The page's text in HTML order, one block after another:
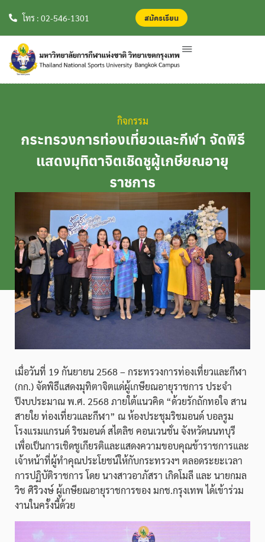
โทร : 02-546-1301 สมัครเรียน
กิจกรรม
กระทรวงการท่องเที่ยวและกีฬา จัดพิธี
แสดงมุทิตาจิตเชิดชูผู้เกษียณอายุ
ราชการ
เมื่อวันที่ 19 กันยายน 2568 – กระทรวงการท่องเที่ยวและกีฬา
(กก.) จัดพิธีแสดงมุทิตาจิตแด่ผู้เกษียณอายุราชการ ประจำ
ปีงบประมาณ พ.ศ. 2568 ภายใต้แนวคิด “ด้วยรักถักทอใจ สาน
สายใย ท่องเที่ยวและกีฬา” ณ ห้องประชุมริชมอนด์ บอลรูม
โรงแรมแกรนด์ ริชมอนด์ สไตลิช คอนเวนชั่น จังหวัดนนทบุรี
เพื่อเป็นการเชิดชูเกียรติและแสดงความขอบคุณข้าราชการและ
เจ้าหน้าที่ผู้ทำคุณประโยชน์ให้กับกระทรวงฯ ตลอดระยะเวลา
การปฏิบัติราชการ โดย นางสาวอาภัสรา เกิดโมลี และ นายกมล
วิช ศิริวงษ์ ผู้เกษียณอายุราชการของ มกช.กรุงเทพ ได้เข้าร่วม
งานในครั้งนี้ด้วย